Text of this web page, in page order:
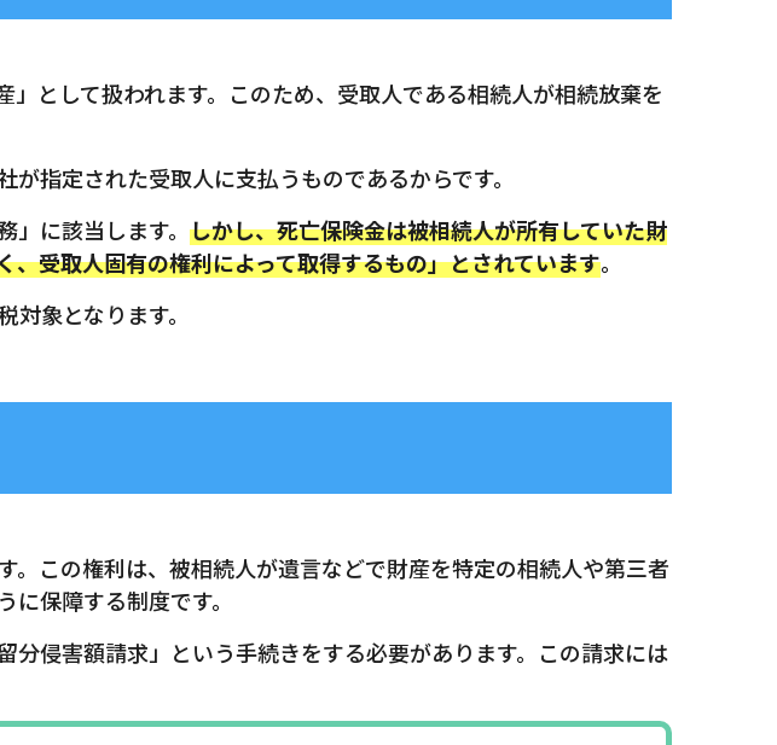
として扱われます。このため、受取人である相続人が相続放棄を
指定された受取人に支払うものであるからです。
に該当します。 しかし、死亡保険金は被相続人が所有していた財
受取人固有の権利によって取得するもの」とされています。
象となります。
この権利は、被相続人が遺言などで財産を特定の相続人や第三者
保障する制度です。
侵害額請求」という手続きをする必要があります。この請求には